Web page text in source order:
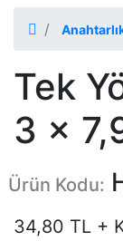
Tek
3 x
Ürün Kodu:
34,80 TL +